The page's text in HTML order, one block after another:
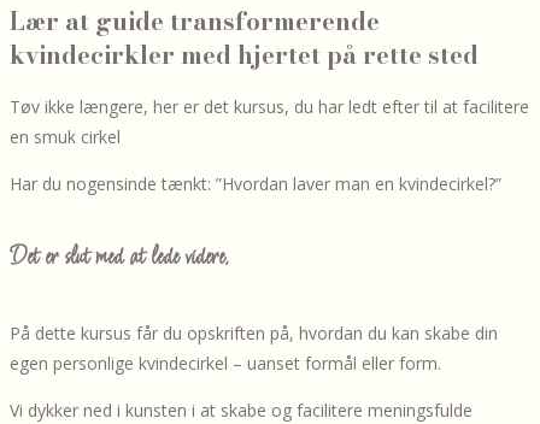
Lær at guide transformerende
kvindecirkler med hjertet på rette sted
Tøv ikke længere, her er det kursus, du har ledt efter til at facilitere
en smuk cirkel
Har du nogensinde tænkt: ”Hvordan laver man en kvindecirkel?”
Det er slut med at lede videre.
På dette kursus får du opskriften på, hvordan du kan skabe din
egen personlige kvindecirkel – uanset formål eller form.
Vi dykker ned i kunsten i at skabe og facilitere meningsfulde